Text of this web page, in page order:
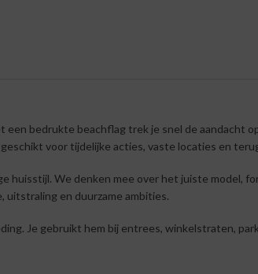
bedrukte beachflag trek je snel de aandacht
voor tijdelijke acties, vaste locaties en
We denken mee over het juiste model,
uitstraling en duurzame ambities.
Je gebruikt hem bij entrees, winkelstraten,